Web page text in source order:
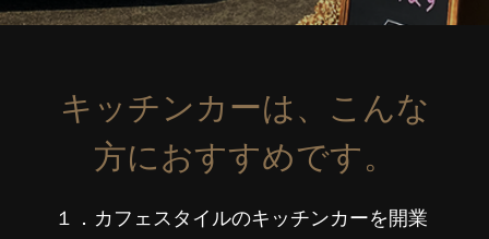
キッチンカーは、こんな
方におすすめです。
１．カフェスタイルのキッチンカーを開業